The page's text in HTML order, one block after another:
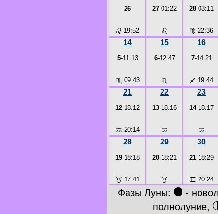
26
♌ 19:52
27-01:22
♌
28-03:11
♍ 22:36
14
5-11:13
♏ 09:43
15
6-12:47
♏
16
7-14:21
♐ 19:44
21
12-18:12
♒ 20:14
22
13-18:16
♒
23
14-18:17
♒
28
19-18:18
♉ 17:41
29
20-18:21
♉
30
21-18:29
♊ 20:24
Фазы Луны: ● -
полнолуние,